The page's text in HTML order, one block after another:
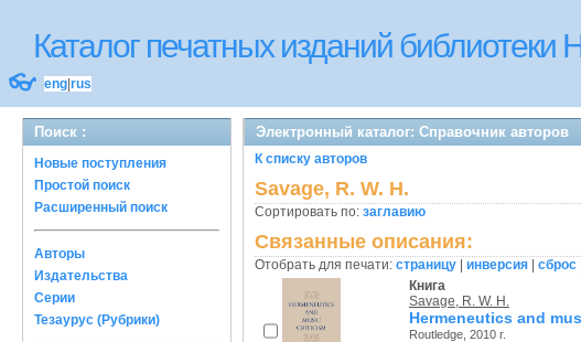
Каталог печатных изданий
👓 eng rus
Поиск :
Новые поступления
Простой поиск
Расширенный поиск
Авторы
Издательства
Серии
Тезаурус (Рубрики)
Электронный каталог: Справочник авторов
К списку авторов
Savage, R. W. H.
Сортировать по: заглавию
Связанные описания:
Отобрать для печати: страницу инверсия сброс
Книга
Savage, R. W. H.
Hermeneutics and
Routledge, 2010 г.